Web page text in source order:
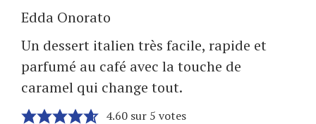
Edda Onorato
Un dessert italien très facile, rapide et
parfumé au café avec la touche de
caramel qui change tout.
4.60 sur 5 votes